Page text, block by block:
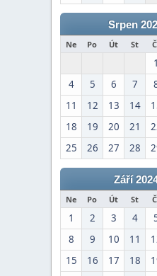
Srpen
Ne Po Út St
1
4
5 6 7
11
12 13 14
18
19 20 21
25
26 27 28
Září
Ne Po Út St
1 2 3 4
8
9 10 11
15
16 17 18